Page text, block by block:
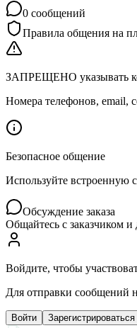
0 сообщений
Правила общения на
ЗАПРЕЩЕНО указывать
Номера телефонов, email,
Безопасное общение
Используйте встроенную
Обсуждение заказа
Общайтесь с заказчиком
Войдите, чтобы
Для отправки сообщений
Войти Зарегистрироваться